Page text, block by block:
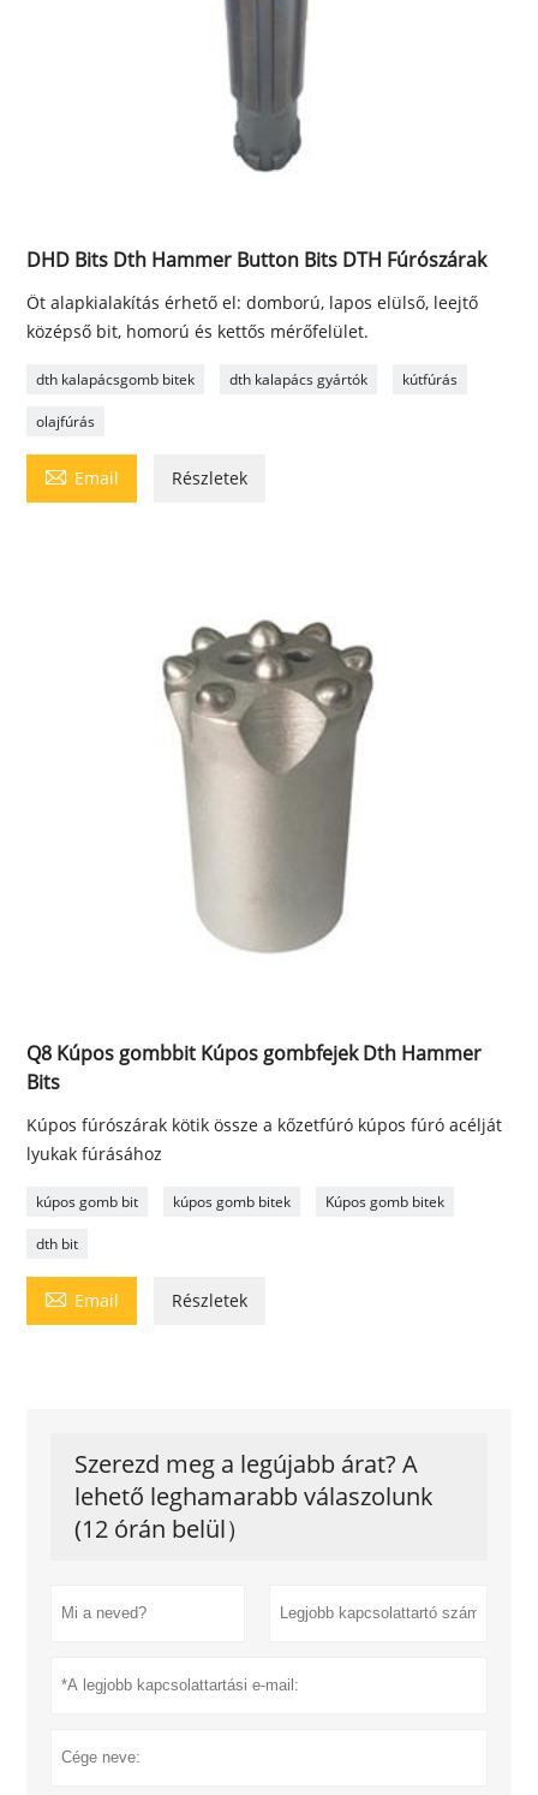
DHD Bits Dth Hammer Button Bits DTH Fúrószárak
Öt alapkialakítás érhető el: domború, lapos elülső, leejtő
középső bit, homorú és kettős mérőfelület.
dth kalapácsgomb bitek dth kalapács gyártók kútfúrás
olajfúrás
 Email Részletek
Q8 Kúpos gombbit Kúpos gombfejek Dth Hammer
Bits
Kúpos fúrószárak kötik össze a kőzetfúró kúpos fúró acélját
lyukak fúrásához
kúpos gomb bit kúpos gomb bitek Kúpos gomb bitek
dth bit
 Email Részletek
Szerezd meg a legújabb árat? A
lehető leghamarabb válaszolunk
(12 órán belül）